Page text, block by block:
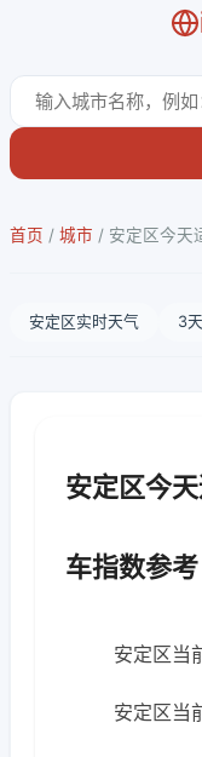
首页 / 城市 / 安定区今天
安定区实时天气 3
安定区今
车指数参考
安定区当
安定区当